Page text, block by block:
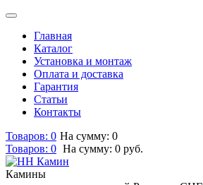
Главная
Каталог
Установка и монтаж
Оплата и доставка
Гарантия
Статьи
Контакты
Товаров: 0 На сумму: 0
Товаров: 0 На сумму: 0 руб.
Камины